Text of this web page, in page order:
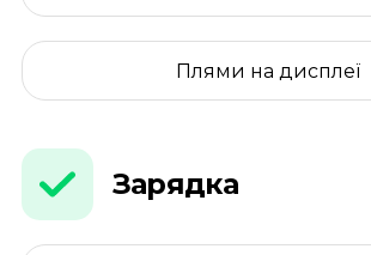
Плями на дисплеї
Зарядка